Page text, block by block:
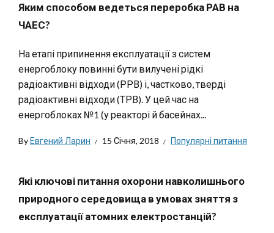
Яким способом ведеться переробка РАВ на
ЧАЕС?
На етапі припинення експлуатації з систем
енергоблоку повинні бути вилучені рідкі
радіоактивні відходи (РРВ) і, частково, тверді
радіоактивні відходи (ТРВ). У цей час на
енергоблоках №1 (у реакторі й басейнах...
ByЕвгений Ларин 15 Січня, 2018 Популярні питання
Які ключові питання охорони навколишнього
природного середовища в умовах зняття з
експлуатації атомних електростанцій?